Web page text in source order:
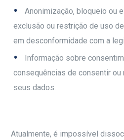
Anonimização, bloqueio ou
exclusão ou restrição de uso
em desconformidade com a
Informação sobre
consequências de consentir ou
seus dados.
Atualmente, é impossível